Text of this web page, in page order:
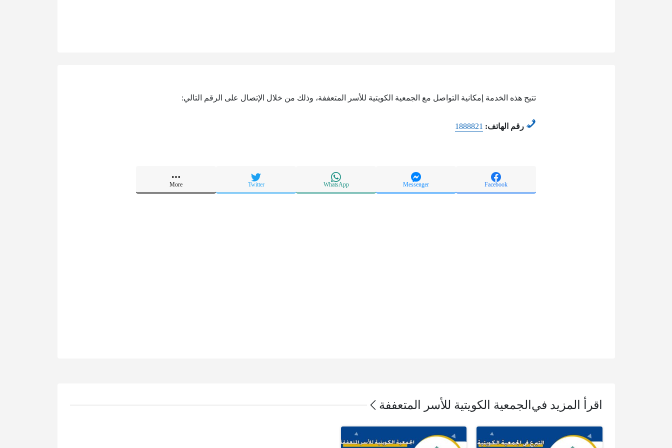
تتيح هذه الخدمة إمكانية التواصل مع الجمعية الكويتية للأسر المتعففة، وذلك من خلال الإتصال على الرقم التالي:
رقم الهاتف: 1888821
Facebook
Messenger
WhatsApp
Twitter
More
اقرأ المزيد في الجمعية الكويتية للأسر المتعففة